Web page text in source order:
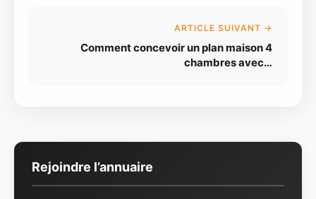
ARTICLE SUIVANT →
Comment concevoir un plan maison 4
chambres avec…
Rejoindre l’annuaire